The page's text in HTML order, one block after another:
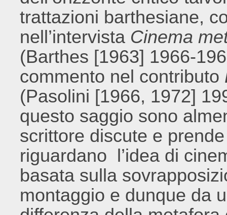
trattazioni barthesiane,
nell’intervista Cinema
(Barthes [1963] 1966-
commento nel contributo
(Pasolini [1966, 1972]
questo saggio sono
scrittore discute e
riguardano l’idea di
basata sulla
montaggio e dunque da